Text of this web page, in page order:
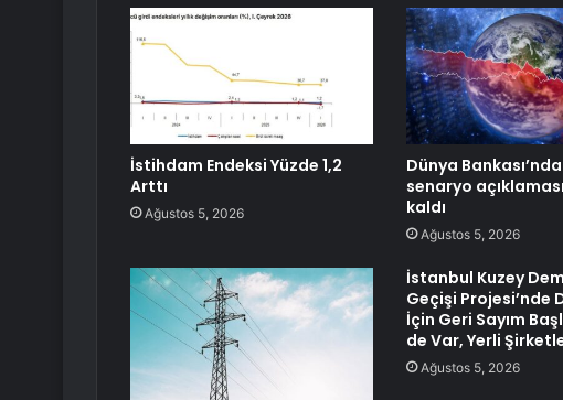
İstihdam Endeksi Yüzde 1,2
Arttı
Ağustos 5, 2026
Dünya
senaryo
kaldı
Ağustos 5, 2026
İstanbul Kuzey
Geçişi Projesi’nde
İçin Geri Sayım
de Var, Yerli
Ağustos 5, 2026